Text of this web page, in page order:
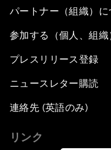
パートナー（組織）に
参加する（個人、組織
プレスリリース登録
ニュースレター購読
連絡先 (英語のみ)
リンク